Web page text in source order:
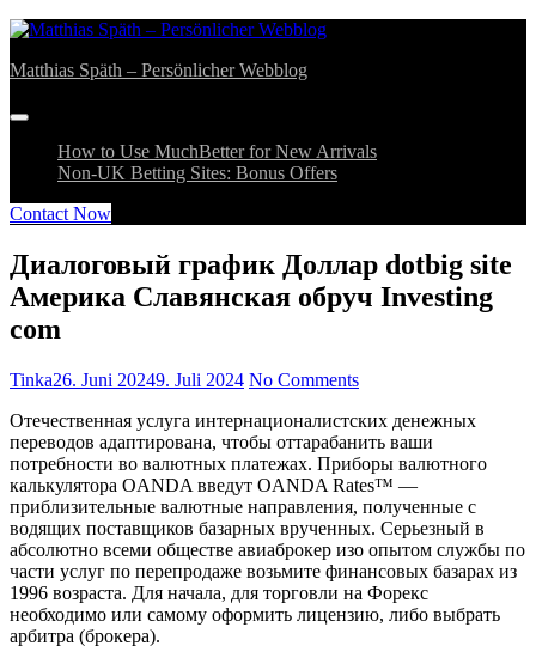
bahsegel
bahsegel
Skip
content
Matthias Späth – Persönlicher Webblog
How to Use MuchBetter for New Arrivals
Non-UK Betting Sites: Bonus Offers
Contact Now
Диалоговый график Доллар dotbig site
Америка Славянская обруч Investing
com
Tinka26. Juni 20249. Juli 2024 No Comments
Отечественная услуга интернационалистских денежных
переводов адаптирована, чтобы оттарабанить ваши
потребности во валютных платежах. Приборы валютного
калькулятора OANDA введут OANDA Rates™ —
приблизительные валютные направления, полученные с
водящих поставщиков базарных врученных. Серьезный в
абсолютно всеми обществе авиаброкер изо опытом службы по
части услуг по перепродаже возьмите финансовых базарах из
1996 возраста. Для начала, для торговли на Форекс
необходимо или самому оформить лицензию, либо выбрать
арбитра (брокера).